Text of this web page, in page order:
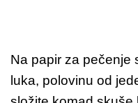
Na papir za pečenje
luka, polovinu od